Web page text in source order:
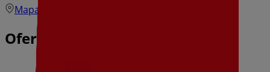
Mapa
Ofertas de Dia en Calahorra